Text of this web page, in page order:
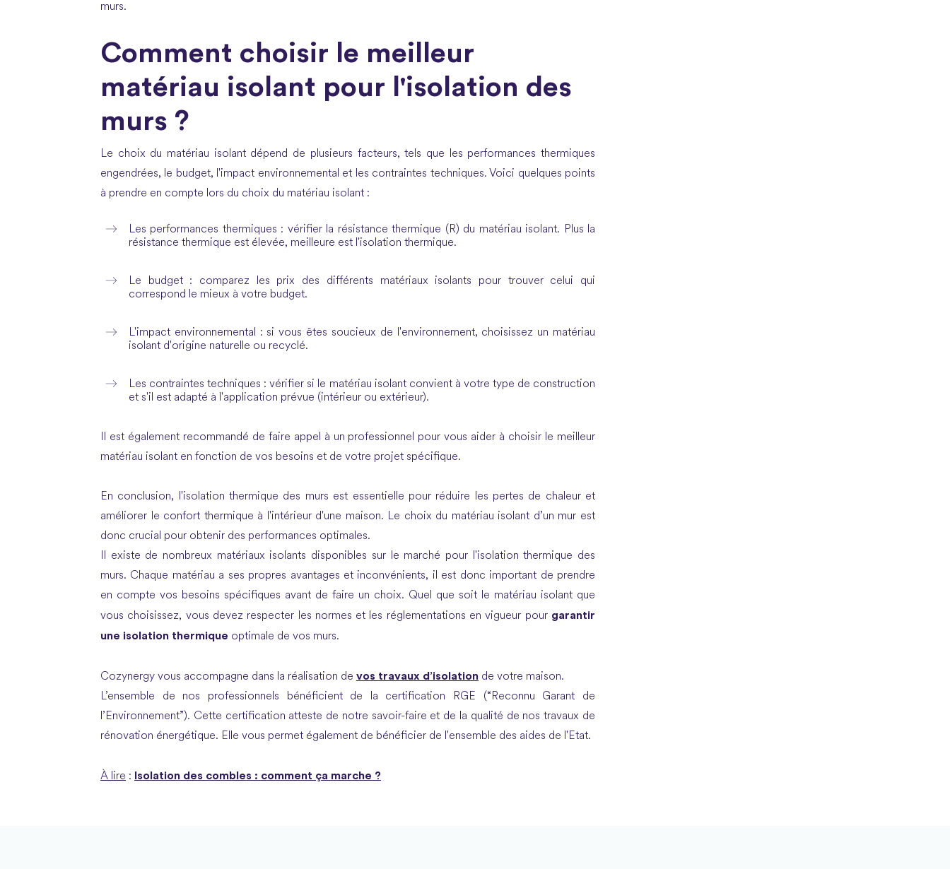
murs.
Comment choisir le meilleur
matériau isolant pour l'isolation des
murs ?
Le choix du matériau isolant dépend de plusieurs facteurs, tels que les performances thermiques
engendrées, le budget, l'impact environnemental et les contraintes techniques. Voici quelques points
à prendre en compte lors du choix du matériau isolant :
Les performances thermiques : vérifier la résistance thermique (R) du matériau isolant. Plus la
résistance thermique est élevée, meilleure est l'isolation thermique.
Le budget : comparez les prix des différents matériaux isolants pour trouver celui qui
correspond le mieux à votre budget.
L'impact environnemental : si vous êtes soucieux de l'environnement, choisissez un matériau
isolant d'origine naturelle ou recyclé.
Les contraintes techniques : vérifier si le matériau isolant convient à votre type de construction
et s'il est adapté à l'application prévue (intérieur ou extérieur).
Il est également recommandé de faire appel à un professionnel pour vous aider à choisir le meilleur
matériau isolant en fonction de vos besoins et de votre projet spécifique.
En conclusion,
l'isolation thermique des murs est essentielle pour réduire les pertes de chaleur et
améliorer le confort thermique à l'intérieur d'une maison. Le choix du matériau isolant d’un mur est
donc crucial pour obtenir des performances optimales.
Il existe de nombreux matériaux isolants disponibles sur le marché pour l'isolation thermique des
murs. Chaque matériau a ses propres avantages et inconvénients, il est donc important de prendre
en compte vos besoins spécifiques avant de faire un choix. Quel que soit le matériau isolant que
vous choisissez, vous devez respecter les normes et les réglementations en vigueur pourgarantir
une isolation thermique optimale de vos murs.
Cozynergy vous accompagne dans la réalisation de vos travaux d’isolation de votre maison.
L’ensemble de nos professionnels bénéficient de la certification RGE (“Reconnu Garant de
l’Environnement”). Cette certification atteste de notre savoir-faire et de la qualité de nos travaux de
rénovation énergétique. Elle vous permet également de bénéficier de l'ensemble des aides de l'Etat.
À lire : Isolation des combles : comment ça marche ?